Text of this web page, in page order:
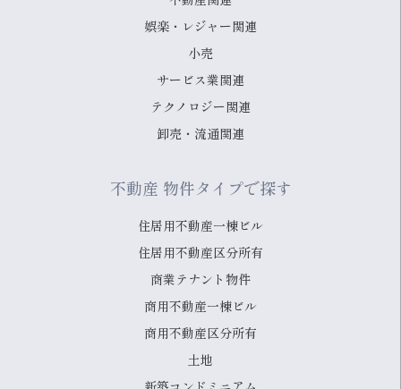
不動産 物件タイプで探す
住居用不動産一棟ビル
住居用不動産区分所有
商業テナント物件
商用不動産一棟ビル
商用不動産区分所有
土地
娯楽・レジャー関連
小売
サービス業関連
テクノロジー関連
卸売・流通関連